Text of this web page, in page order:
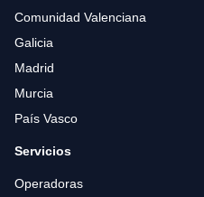
Comunidad Valenciana
Galicia
Madrid
Murcia
País Vasco
Servicios
Operadoras